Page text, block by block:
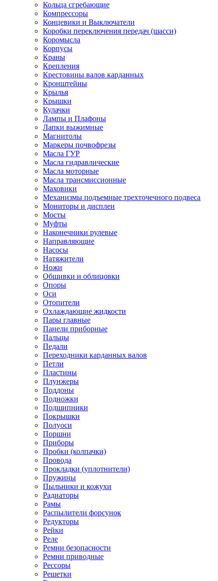
Кольца сгребающие
Компрессоры
Концевики и Выключатели
Коробки переключения передач (шасси)
Коромысла
Корпусы
Краны
Крепления
Крестовины валов карданных
Кронштейны
Крылья
Крышки
Кулачки
Лампы и Плафоны
Лапки выжимные
Магнитолы
Маркеры почвофрезы
Масла ГУР
Масла гидравлические
Масла моторные
Масла трансмиссионные
Маховики
Механизмы подъемные трехточечного подвеса
Мониторы и дисплеи
Мосты
Муфты
Наконечники рулевые
Направляющие
Насосы
Натяжители
Ножи
Обшивки и облицовки
Опоры
Оси
Отопители
Охлаждающие жидкости
Пары главные
Панели приборные
Пальцы
Педали
Переходники карданных валов
Петли
Пластины
Плунжеры
Поддоны
Подножки
Подшипники
Покрышки
Полуоси
Поршни
Приборы
Пробки (колпачки)
Провода
Прокладки (уплотнители)
Пружины
Пыльники и кожухи
Радиаторы
Рамы
Распылители форсунок
Редукторы
Рейки
Реле
Ремни безопасности
Ремни приводные
Рессоры
Решетки